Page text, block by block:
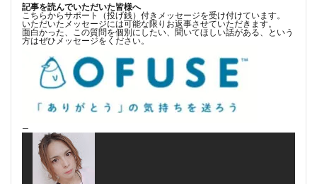
記事を読んでいただいた皆様へ
こちらからサポート（投げ銭）付きメッセージを受け付けています。
いただいたメッセージには可能な限りお返事させていただきます。
面白かった、この質問を個別にしたい、聞いてほしい話がある、という
方はぜひメッセージをください。
—